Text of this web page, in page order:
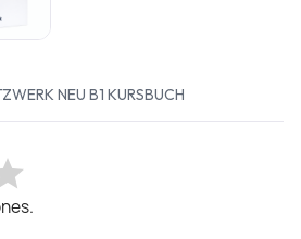
NEU B1 KURSBUCH